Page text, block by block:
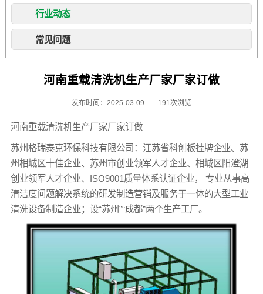
行业动态
常见问题
河南重载清洗机生产厂家厂家订做
发布时间：2025-03-09 191次浏览
河南重载清洗机生产厂家厂家订做
苏州格瑞泰克环保科技有限公司：江苏省科创板挂牌企业、苏
州相城区十佳企业、苏州市创业领军人才企业、相城区阳澄湖
创业领军人才企业、ISO9001质量体系认证企业， 专业从事高
清洁度问题解决系统的研发制造营销及服务于一体的大型工业
清洗设备制造企业；设“苏州”“成都”两个生产工厂。